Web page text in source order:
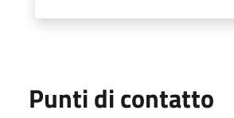
Punti di contatto